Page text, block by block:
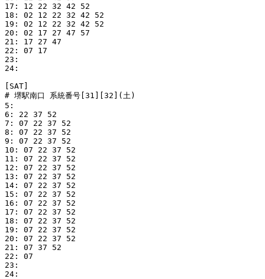
17: 12 22 32 42 52
18: 02 12 22 32 42 52
19: 02 12 22 32 42 52
20: 02 17 27 47 57
21: 17 27 47
22: 07 17
23:
24:
[SAT]
# 堺駅南口 系統番号[31][32](土)
5:
6: 22 37 52
7: 07 22 37 52
8: 07 22 37 52
9: 07 22 37 52
10: 07 22 37 52
11: 07 22 37 52
12: 07 22 37 52
13: 07 22 37 52
14: 07 22 37 52
15: 07 22 37 52
16: 07 22 37 52
17: 07 22 37 52
18: 07 22 37 52
19: 07 22 37 52
20: 07 22 37 52
21: 07 37 52
22: 07
23:
24: